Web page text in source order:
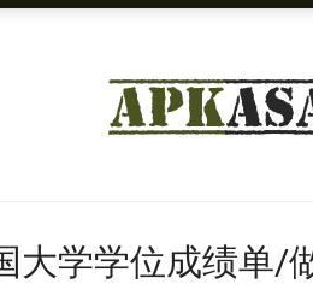
大学学位成绩单/